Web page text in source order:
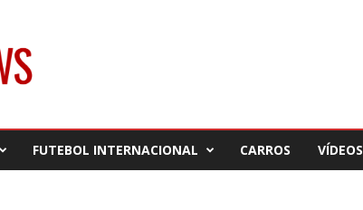
FUTEBOL INTERNACIONAL CARROS VÍDEOS